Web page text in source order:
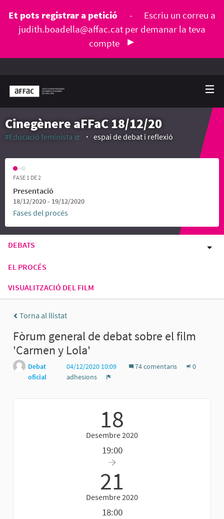
Et pots registrar a petició -
Escriu un correu a
judith.boadella@affac.cat per demanar la teva
compte
Cinegènere aFFaC 18/12/20
#Educació feminista
espai de debat i reflexió
FASE 1 DE 2
Presentació
18/12/2020 - 19/12/2020
Fases del procés
DEBATS
EL PROCÉS
VISUALITZACIÓ DEL FILM
Torna al llistat
Fòrum general de debat sobre el film
'Carmen y Lola'
Debat
oficial
04/12/2020 10:09 74 comentaris
0
adhesions
18
Desembre 2020
19:00
21
Desembre 2020
18:00